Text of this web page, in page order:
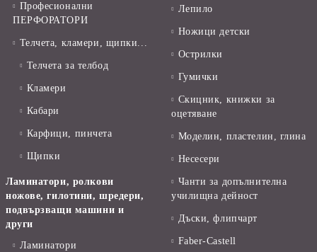
Професионални
ПЕРФОРАТОРИ
Телчета, кламери, щипки...
Телчета за телбод
Кламери
Кабари
Карфици, пинчета
Щипки
Ламинатори, ролкови
ножове, гилотини, шредери,
подвързващи машини и
други
Ламинатори
Лепило
Ножици детски
Острилки
Гумички
Скицник, книжки за
оцетяване
Моделин, пластелин, глина
Несесери
Чанти за допълнителна
училищна дейност
Дъски, флипчарт
Faber-Castell